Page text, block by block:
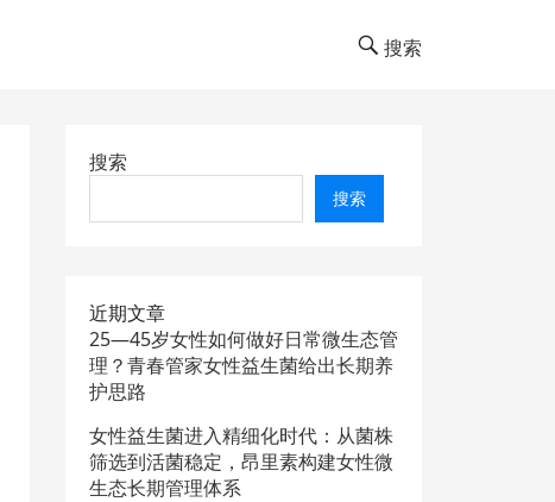
搜索
搜索
搜索
近期文章
25—45岁女性如何做好日常微生态管
理？青春管家女性益生菌给出长期养
护思路
女性益生菌进入精细化时代：从菌株
筛选到活菌稳定，昂里素构建女性微
生态长期管理体系